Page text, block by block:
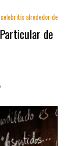
celebritis alrededor de
de